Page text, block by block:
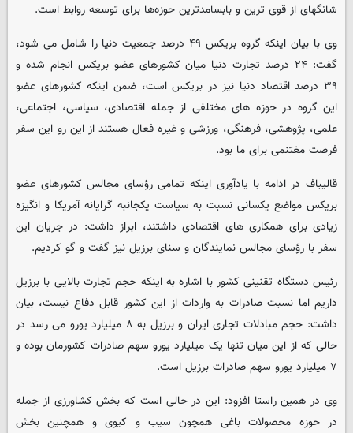
شانگهای از قوی ترین و بابسامدترین حوزه‌ها برای توسعه روابط است.
وی با بیان اینکه گروه بریکس ۴۹ درصد جمعیت دنیا را شامل می شود،
گفت: ۲۴ درصد تجارت دنیا میان کشورهای عضو بریکس انجام شده و
۳۹ درصد اقتصاد دنیا نیز در بریکس است، ضمن اینکه کشورهای عضو
این گروه در حوزه های مختلفی از جمله اقتصادی، سیاسی، اجتماعی،
علمی، پژوهشی، فرهنگی، ورزشی و غیره فعال هستند از این رو این سفر
فرصت مغتنمی برای ما بود.
قالیباف در ادامه با یادآوری اینکه تمامی رؤسای مجالس کشورهای عضو
بریکس مواضع یکسانی نسبت به سیاست یکجانبه گرایانه آمریکا و انگیزه
زیادی برای همکاری های اقتصادی داشتند، ابراز داشت: در جریان این
سفر با رؤسای مجالس نمایندگان و سنای برزیل نیز گفت و گو کردیم.
رئیس دستگاه تقنینی کشور با اشاره به اینکه حجم تجارت بالایی با برزیل
داریم اما نسبت صادرات به واردات از این کشور قابل دفاع نیست، بیان
داشت: حجم مبادلات تجاری ایران و برزیل به ۸ میلیارد یورو می رسد در
حالی که از این میان تنها یک میلیارد یورو سهم صادرات کشورمان بوده و
۷ میلیارد یورو سهم صادرات برزیل است.
وی در همین راستا افزود: این در حالی است که بخش کشاورزی از جمله
در حوزه محصولات باغی همچون سیب و کیوی و همچنین بخش